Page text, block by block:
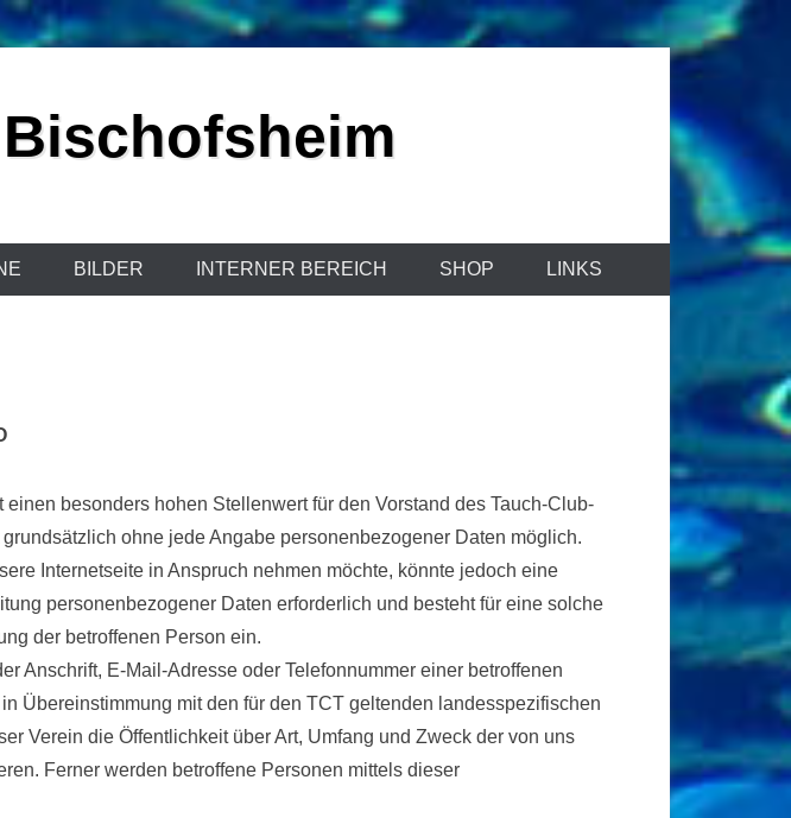
BILDER INTERNER BEREICH SHOP LINKS
besonders hohen Stellenwert für den Vorstand des Tauch-Club-
ohne jede Angabe personenbezogener Daten möglich.
Internetseite in Anspruch nehmen möchte, könnte jedoch eine
personenbezogener Daten erforderlich und besteht für eine solche
der betroffenen Person ein.
Anschrift, E-Mail-Adresse oder Telefonnummer einer betroffenen
Übereinstimmung mit den für den TCT geltenden landesspezifischen
Verein die Öffentlichkeit über Art, Umfang und Zweck der von uns
Ferner werden betroffene Personen mittels dieser